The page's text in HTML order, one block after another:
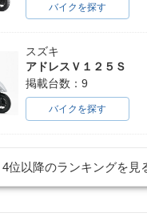
バイクを探す
スズキ
アドレスＶ１２５Ｓ
掲載台数：9
バイクを探す
4位以降のランキングを見